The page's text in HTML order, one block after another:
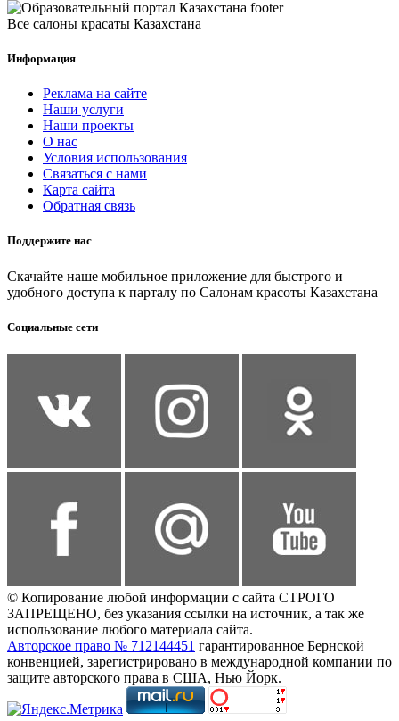
Все салоны красаты Казахстана
Информация
Реклама на сайте
Наши услуги
Наши проекты
О нас
Условия использования
Связаться с нами
Карта сайта
Обратная связь
Поддержите нас
Скачайте наше мобильное приложение для быстрого и
удобного доступа к парталу по Салонам красоты Казахстана
Социальные сети
© Копирование любой информации с сайта СТРОГО
ЗАПРЕЩЕНО, без указания ссылки на источник, а так же
использование любого материала сайта.
Авторское право № 712144451 гарантированное Бернской
конвенцией, зарегистрировано в международной компании по
защите авторского права в США, Нью Йорк.